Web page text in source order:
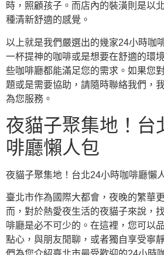
時，照顧孩子。而店內的裝潢則是以
種清新舒適的感覺。
以上就是我們嚴選出的幾家24小時咖
一杯提神的咖啡或是想要在舒適的環
些咖啡廳都能滿足您的需求。如果您
題或是需要協助，請隨時聯絡我們，
為您服務。
夜貓子聚集地！台
啡廳懶人包
夜貓子聚集地！台北24小時咖啡廳懶
臺北市作為國際大都會，夜晚的繁華
而，對於熱愛夜生活的夜貓子來說，
啡廳是必不可少的。在這裡，您可以
點心，與朋友閒聊，或者獨自享受寧